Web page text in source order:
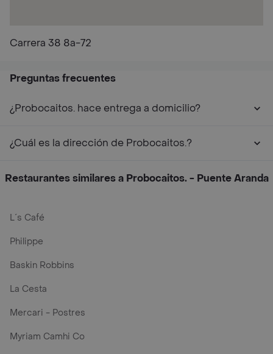
Carrera 38 8a-72
Preguntas frecuentes
¿Probocaitos. hace entrega a domicilio?
¿Cuál es la dirección de Probocaitos.?
Restaurantes similares a Probocaitos. - Puente Aranda
L´s Café
Philippe
Baskin Robbins
La Cesta
Mercari - Postres
Myriam Camhi Co